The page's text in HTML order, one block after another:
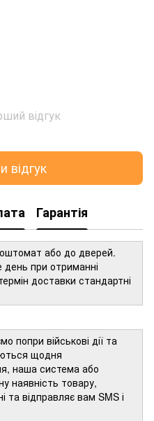
відгук
відгук
Гарантія
або до дверей.
при отриманні
доставки стандартні
військові дії та
щодня
наша система або
наявність товару,
та відправляє вам SMS і